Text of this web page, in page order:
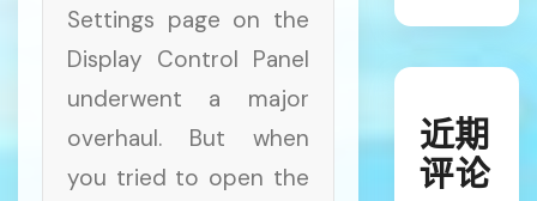
Settings page on the
Display Control Panel
underwent a major
overhaul. But when
you tried to open the
近期
评论